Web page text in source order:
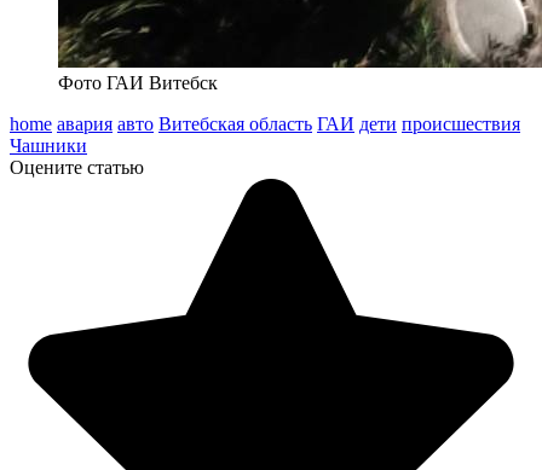
Фото ГАИ Витебск
home авария авто Витебская область ГАИ дети происшествия
Чашники
Оцените статью